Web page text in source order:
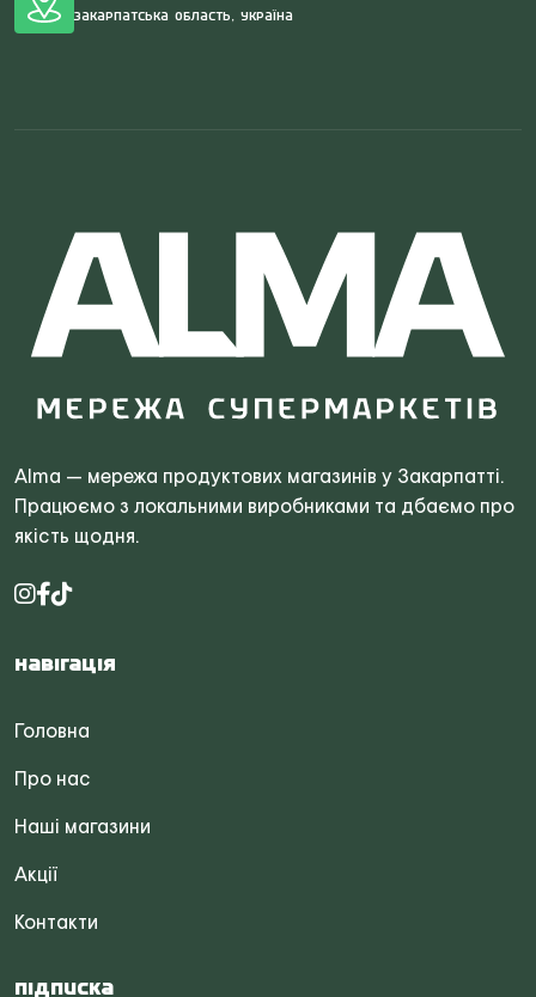
Закарпатська область, Україна
Alma — мережа продуктових магазинів у Закарпатті.
Працюємо з локальними виробниками та дбаємо про
якість щодня.
Навігація
Головна
Про нас
Наші магазини
Акції
Контакти
Підписка